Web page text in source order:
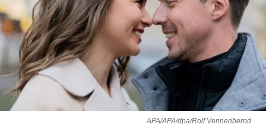
APA/APA/dpa/Rolf Vennenbernd